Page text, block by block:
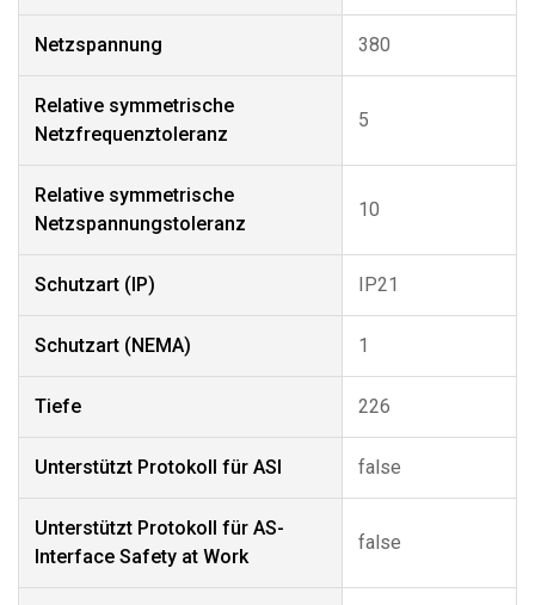
Netzspannung 380
Relative symmetrische
Netzfrequenztoleranz
5
Relative symmetrische
Netzspannungstoleranz
10
Schutzart (IP) IP21
Schutzart (NEMA) 1
Tiefe 226
Unterstützt Protokoll für ASI false
Unterstützt Protokoll für AS-
Interface Safety at Work
false